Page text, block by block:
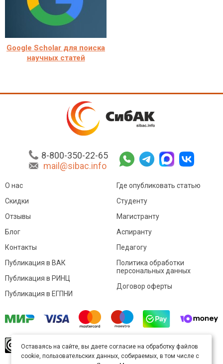
Google Scholar для поиска
научных статей
8-800-350-22-65
mail@sibac.info
О нас
Скидки
Отзывы
Блог
Контакты
Где опубликовать статью
Студенту
Магистранту
Аспиранту
Педагогу
Публикация в ВАК
Публикация в РИНЦ
Публикация в ЕГПНИ
Политика обработки
персональных данных
Договор оферты
произведение доступно полицензии Creative
Commons «Attribution» («Атрибуция») 4.0
Оставаясь на сайте, вы даете согласие на обработку файлов
cookie, пользовательских данных, собираемых, в том числе с